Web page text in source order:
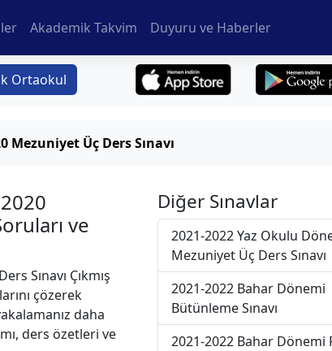
Akademik Takvim Duyuru ve Haberler
Ortaokul
Mezuniyet Üç Ders Sınavı
ve
Sınavı Çıkmış
çözerek
daha
ders özetleri ve
Diğer Sınavlar
2021-2022 Yaz Okulu
Mezuniyet Üç Ders Sınavı
2021-2022 Bahar Dönemi
Bütünleme Sınavı
2021-2022 Bahar Dönemi